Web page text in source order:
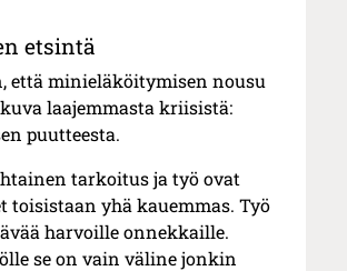
etsintä
että minieläköitymisen nousu
laajemmasta kriisistä:
puutteesta.
tarkoitus ja työ ovat
toisistaan yhä kauemmas. Työ
harvoille onnekkaille.
se on vain väline jonkin